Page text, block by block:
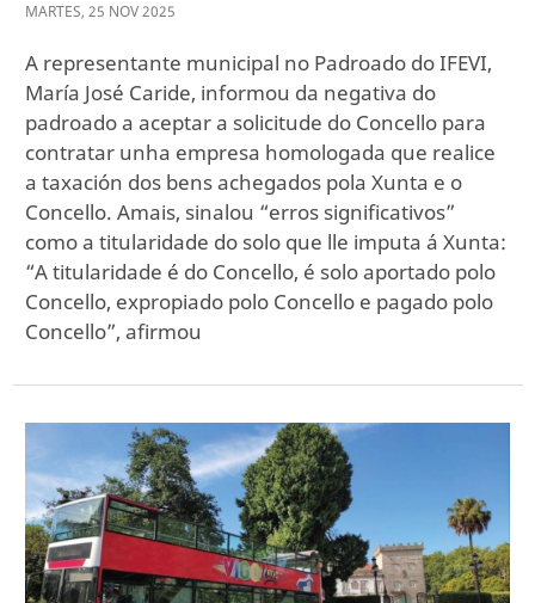
MARTES, 25 NOV2025
A representante municipal no Padroado do IFEVI,
María José Caride, informou da negativa do
padroado a aceptar a solicitude do Concello para
contratar unha empresa homologada que realice
a taxación dos bens achegados pola Xunta e o
Concello. Amais, sinalou “erros significativos”
como a titularidade do solo que lle imputa á Xunta:
“A titularidade é do Concello, é solo aportado polo
Concello, expropiado polo Concello e pagado polo
Concello”, afirmou